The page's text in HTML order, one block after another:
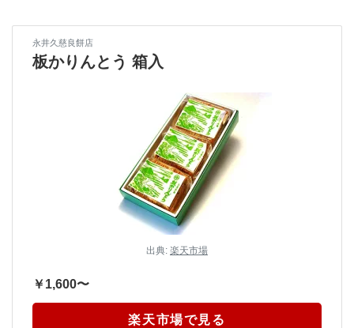
出典: 楽天市場
永井久慈良餅店
板かりんとう 箱入
￥1,600〜
楽天市場で見る